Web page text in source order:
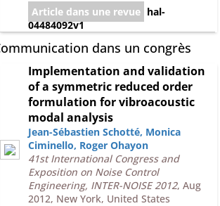
Article dans une revue hal-
04484092v1
dans un congrès
Implementation and validation
of a symmetric reduced order
formulation for vibroacoustic
modal analysis
Jean-Sébastien Schotté, Monica
Ciminello, Roger Ohayon
41st International Congress and
Exposition on Noise Control
Engineering, INTER-NOISE 2012, Aug
2012, New York, United States